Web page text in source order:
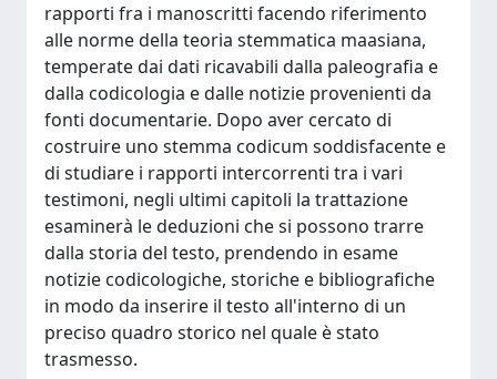
rapporti fra i manoscritti facendo riferimento
alle norme della teoria stemmatica maasiana,
temperate dai dati ricavabili dalla paleografia e
dalla codicologia e dalle notizie provenienti da
fonti documentarie. Dopo aver cercato di
costruire uno stemma codicum soddisfacente e
di studiare i rapporti intercorrenti tra i vari
testimoni, negli ultimi capitoli la trattazione
esaminerà le deduzioni che si possono trarre
dalla storia del testo, prendendo in esame
notizie codicologiche, storiche e bibliografiche
in modo da inserire il testo all'interno di un
preciso quadro storico nel quale è stato
trasmesso.